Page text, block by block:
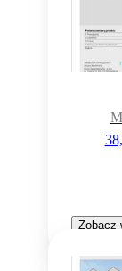
Zobacz